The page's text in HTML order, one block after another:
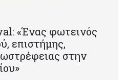
«Ένας φωτεινός
επιστήμης,
στην